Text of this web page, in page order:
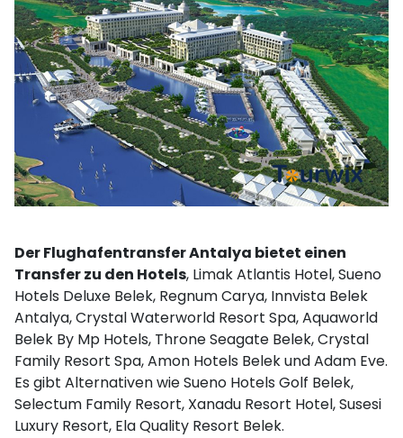
Der Flughafentransfer Antalya bietet einen
Transfer zu den Hotels, Limak Atlantis Hotel, Sueno
Hotels Deluxe Belek, Regnum Carya, Innvista Belek
Antalya, Crystal Waterworld Resort Spa, Aquaworld
Belek By Mp Hotels, Throne Seagate Belek, Crystal
Family Resort Spa, Amon Hotels Belek und Adam Eve.
Es gibt Alternativen wie Sueno Hotels Golf Belek,
Selectum Family Resort, Xanadu Resort Hotel, Susesi
Luxury Resort, Ela Quality Resort Belek.